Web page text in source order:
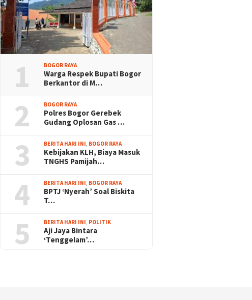
1 BOGOR RAYA
Warga Respek Bupati Bogor
Berkantor di M…
2 BOGOR RAYA
Polres Bogor Gerebek
Gudang Oplosan Gas …
3 BERITA HARI INI, BOGOR RAYA
Kebijakan KLH, Biaya Masuk
TNGHS Pamijah…
4 BERITA HARI INI, BOGOR RAYA
BPTJ ‘Nyerah’ Soal Biskita
T…
5 BERITA HARI INI, POLITIK
Aji Jaya Bintara
‘Tenggelam’…